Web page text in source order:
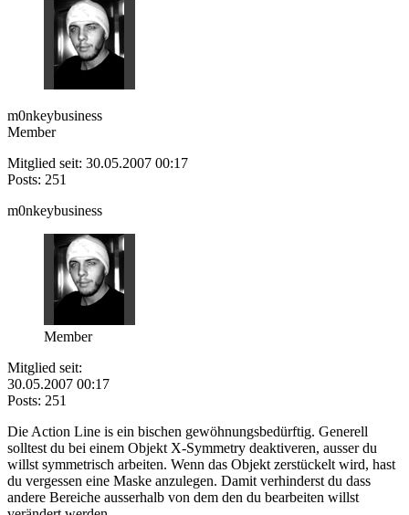
m0nkeybusiness
Member
Mitglied seit: 30.05.2007 00:17
Posts: 251
m0nkeybusiness
Member
Mitglied seit:
30.05.2007 00:17
Posts: 251
Die Action Line is ein bischen gewöhnungsbedürftig. Generell
solltest du bei einem Objekt X-Symmetry deaktiveren, ausser du
willst symmetrisch arbeiten. Wenn das Objekt zerstückelt wird, hast
du vergessen eine Maske anzulegen. Damit verhinderst du dass
andere Bereiche ausserhalb von dem den du bearbeiten willst